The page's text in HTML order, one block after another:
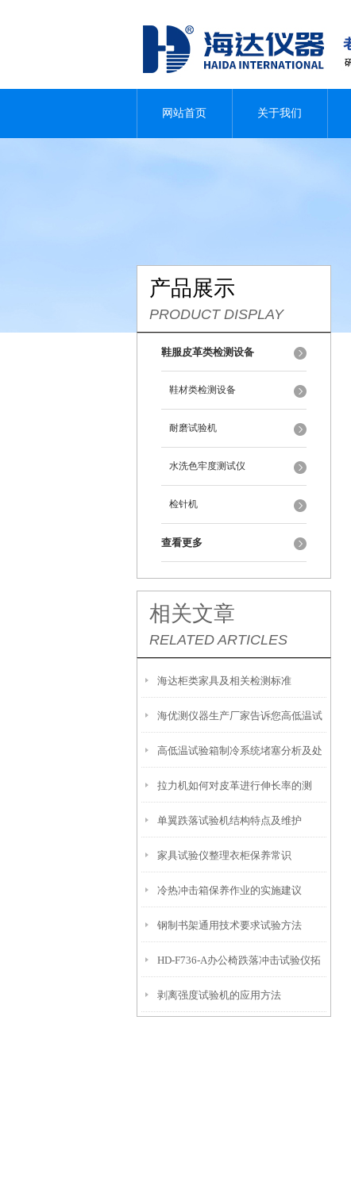
网站首页 关于我们
产品展示
PRODUCT DISPLAY
鞋服皮革类检测设备
鞋材类检测设备
耐磨试验机
水洗色牢度测试仪
检针机
查看更多
相关文章
RELATED ARTICLES
海达柜类家具及相关检测标准
海优测仪器生产厂家告诉您高低温试
验箱如何维护和保养？
高低温试验箱制冷系统堵塞分析及处
理
拉力机如何对皮革进行伸长率的测
试？
单翼跌落试验机结构特点及维护
家具试验仪整理衣柜保养常识
冷热冲击箱保养作业的实施建议
钢制书架通用技术要求试验方法
HD-F736-A办公椅跌落冲击试验仪拓
展知识
剥离强度试验机的应用方法